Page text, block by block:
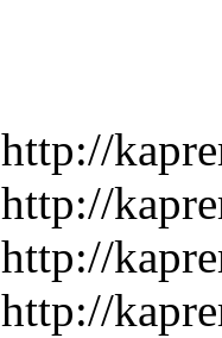
http://
http://
http://
http://